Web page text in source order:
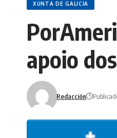
XUNTA DE GALICIA
apoio
Redacción